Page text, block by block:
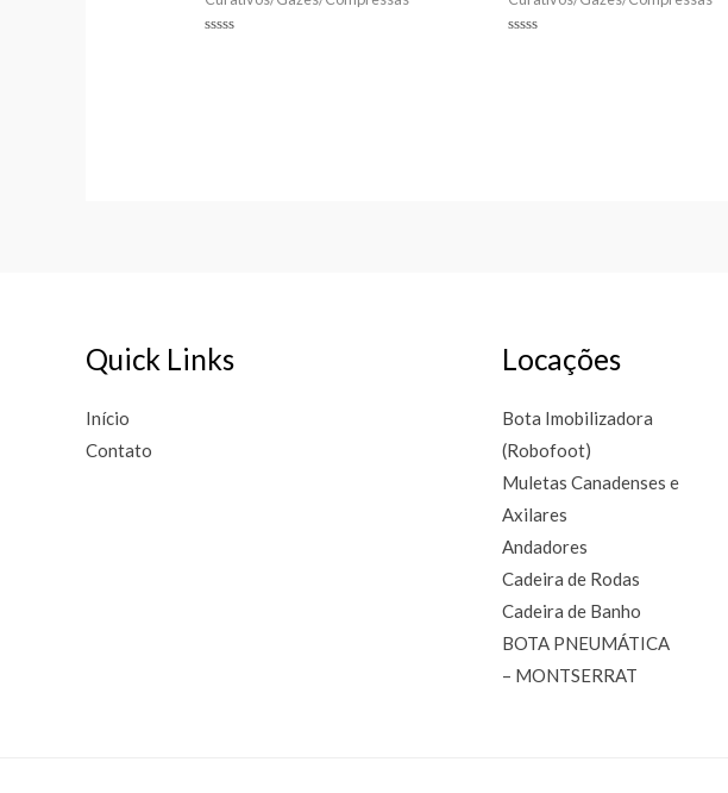
Quick Links
Início
Contato
Locações
Bota Imobilizadora
(Robofoot)
Muletas Canadenses e
Axilares
Andadores
Cadeira de Rodas
Cadeira de Banho
BOTA PNEUMÁTICA
– MONTSERRAT